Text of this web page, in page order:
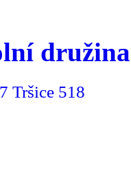
družina
Tršice 518